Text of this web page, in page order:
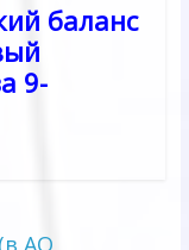
баланс
9-
АО